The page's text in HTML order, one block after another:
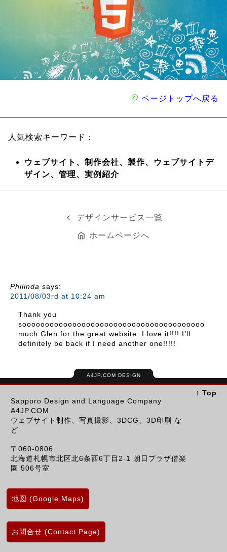
ページトップへ戻る
人気検索キーワード：
ウェブサイト、制作会社、製作、
ウェブサイトデ
ザイン、管理、実例紹介
デザインサービス一覧
ホームページへ
Philinda says:
2011/08/03rd at 10:24 am
Thank you
soooooooooooooooooooooooooooooooooooooooo
much Glen for the great website. I love it!!!! I’ll
definitely be back if I need another one!!!!!
A4JP.COM DESIGN
Sapporo Design and Language Company
A4JP.COM
ウェブサイト制作、写真撮影、3DCG、3D印刷 な
ど
〒060-0806
北海道札幌市北区北6条西6丁目2-1 朝日プラザ偕楽
園 506号室
地図 (Google Maps)
お問合せ (Contact Page)
↑ Top